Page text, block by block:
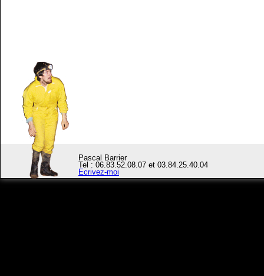
Pascal Barrier
Tel : 06.83.52.08.07 et 03.84.25.40.04
Ecrivez-moi